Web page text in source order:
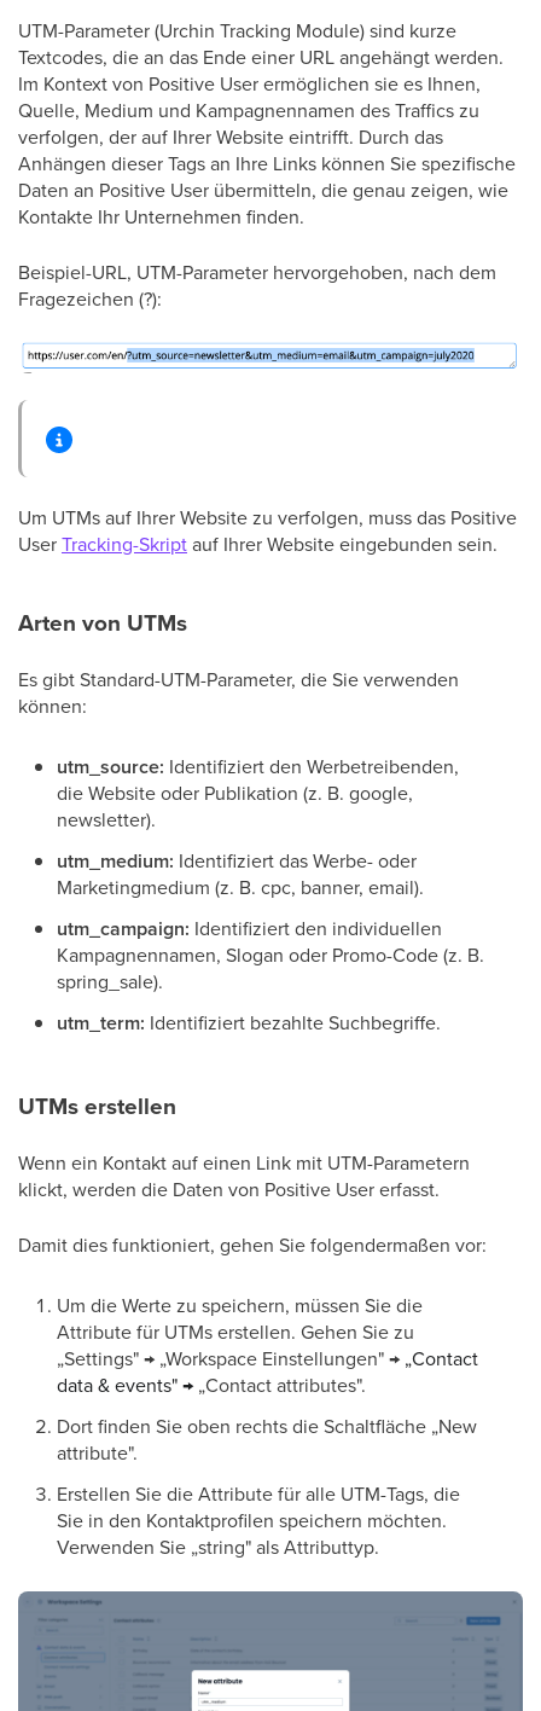
UTM-Parameter (Urchin Tracking Module) sind kurze
Textcodes, die an das Ende einer URL angehängt werden.
Im Kontext von Positive User ermöglichen sie es Ihnen,
Quelle, Medium und Kampagnennamen des Traffics zu
verfolgen, der auf Ihrer Website eintrifft. Durch das
Anhängen dieser Tags an Ihre Links können Sie spezifische
Daten an Positive User übermitteln, die genau zeigen, wie
Kontakte Ihr Unternehmen finden.
Beispiel-URL, UTM-Parameter hervorgehoben, nach dem
Fragezeichen (?):
Um UTMs auf Ihrer Website zu verfolgen, muss das Positive
UserTracking-Skriptauf Ihrer Website eingebunden sein.
Arten von UTMs
Es gibt Standard-UTM-Parameter, die Sie verwenden
können:
utm_source: Identifiziert den Werbetreibenden,
die Website oder Publikation (z. B. google,
newsletter).
utm_medium: Identifiziert das Werbe- oder
Marketingmedium (z. B. cpc, banner, email).
utm_campaign: Identifiziert den individuellen
Kampagnennamen, Slogan oder Promo-Code (z. B.
spring_sale).
utm_term: Identifiziert bezahlte Suchbegriffe.
UTMs erstellen
Wenn ein Kontakt auf einen Link mit UTM-Parametern
klickt, werden die Daten von Positive User erfasst.
Damit dies funktioniert, gehen Sie folgendermaßen vor:
Um die Werte zu speichern, müssen Sie die
Attribute für UTMs erstellen. Gehen Sie zu
„Settings" → „Workspace Einstellungen" → „Contact
data & events" → „Contact attributes".
Dort finden Sie oben rechts die Schaltfläche „New
attribute".
Erstellen Sie die Attribute für alle UTM-Tags, die
Sie in den Kontaktprofilen speichern möchten.
Verwenden Sie „string" als Attributtyp.